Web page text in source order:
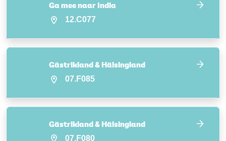
Ga mee naar India
12.C077
Gästrikland & Hälsingland
07.F085
Gästrikland & Hälsingland
07.F080